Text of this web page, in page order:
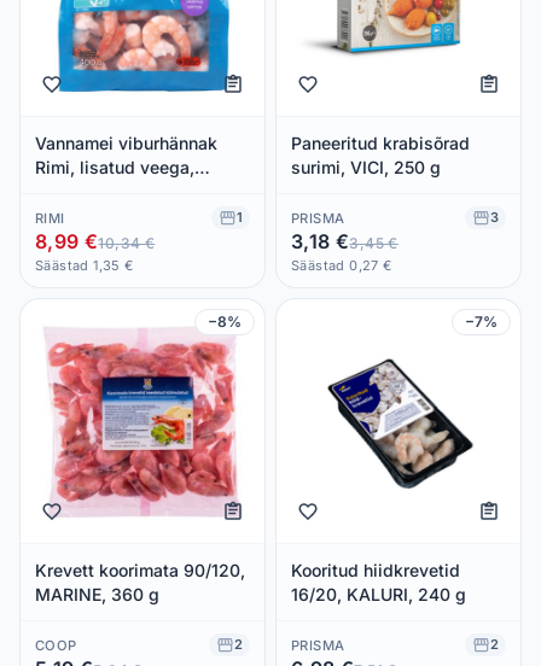
Vannamei viburhännak
Rimi, lisatud veega,
31/40, ASC 400g
RIMI 1
8,99 €10,34 €
Säästad 1,35 €
Paneeritud krabisõrad
surimi, VICI, 250 g
PRISMA 3
3,18 €3,45 €
Säästad 0,27 €
−8%
Krevett koorimata 90/120,
MARINE, 360 g
COOP 2
−7%
Kooritud hiidkrevetid
16/20, KALURI, 240 g
PRISMA 2